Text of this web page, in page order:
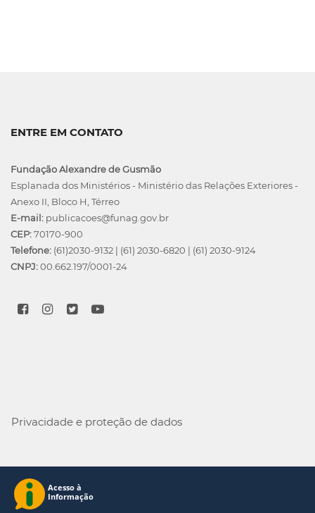
ENTRE EM CONTATO
Fundação Alexandre de Gusmão
Esplanada dos Ministérios - Ministério das Relações Exteriores -
Anexo II, Bloco H, Térreo
E-mail: publicacoes@funag.gov.br
CEP:70170-900
Telefone: (61)2030-9132 | (61) 2030-6820 | (61) 2030-9124
CNPJ:00.662.197/0001-24
Privacidade e proteção de dados